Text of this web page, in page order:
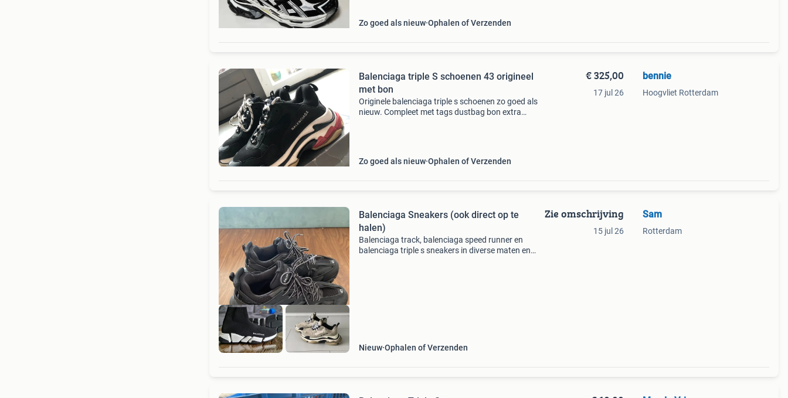
Zo goed als nieuw Ophalen of Verzenden
Balenciaga triple S schoenen 43 origineel
met bon
Originele balenciaga triple s schoenen zo goed als
nieuw. Compleet met tags dustbag bon extra
Zo goed als nieuw Ophalen of Verzenden
€ 325,00
17 jul 26
bennie
Hoogvliet Rotterdam
Balenciaga Sneakers (ook direct op te
halen)
Balenciaga track, balenciaga speed runner en
balenciaga triple s sneakers in diverse maten en
Nieuw Ophalen of Verzenden
Zie omschrijving
15 jul 26
Sam
Rotterdam